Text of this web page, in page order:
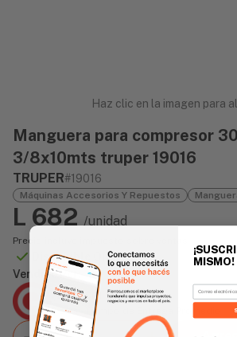
Haz clic en la imagen para
Manguera para compresor
3/8x10mts truper 19016
TRUPER#19016
Máquinas Accesorios Y Repuestos
L 682 /unidad
Precio incluye impuesto sobre ventas
Disponible Online
Vendido Por:
Agencia Global
2 días - Tiempo de Entrega Promedio
MISMO!
Email